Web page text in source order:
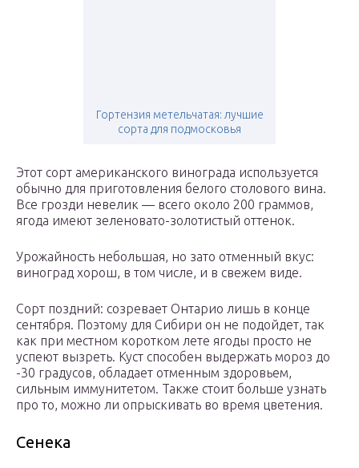
Гортензия метельчатая: лучшие
сорта для подмосковья
Этот сорт американского винограда используется
обычно для приготовления белого столового вина.
Все грозди невелик — всего около 200 граммов,
ягода имеют зеленовато-золотистый оттенок.
Урожайность небольшая, но зато отменный вкус:
виноград хорош, в том числе, и в свежем виде.
Сорт поздний: созревает Онтарио лишь в конце
сентября. Поэтому для Сибири он не подойдет, так
как при местном коротком лете ягоды просто не
успеют вызреть. Куст способен выдержать мороз до
-30 градусов, обладает отменным здоровьем,
сильным иммунитетом. Также стоит больше узнать
про то, можно ли опрыскивать во время цветения.
Сенека